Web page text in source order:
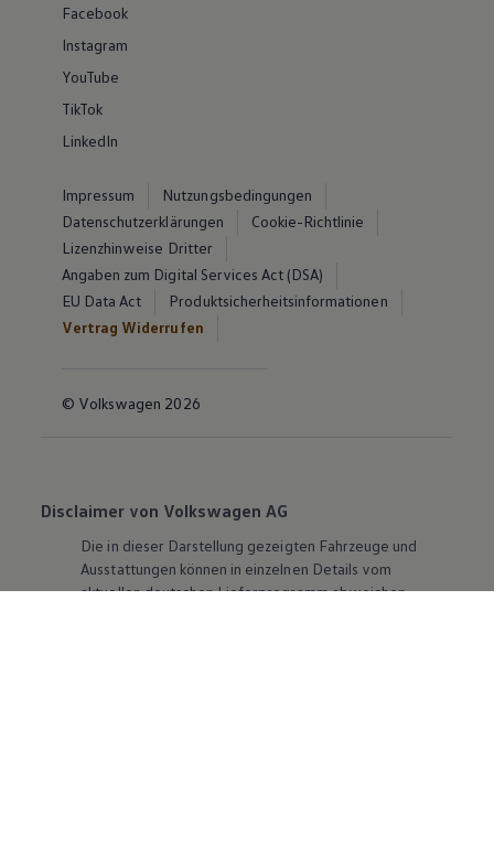
Facebook
Instagram
YouTube
TikTok
LinkedIn
Impressum
Nutzungsbedingungen
Datenschutzerklärungen
Cookie-Richtlinie
Lizenzhinweise Dritter
Angaben zum Digital Services Act (DSA)
EU Data Act
Produktsicherheitsinformationen
Vertrag Widerrufen
© Volkswagen 2026
Disclaimer von Volkswagen AG
Die in dieser Darstellung gezeigten Fahrzeuge und
Ausstattungen können in einzelnen Details vom
aktuellen deutschen Lieferprogramm abweichen.